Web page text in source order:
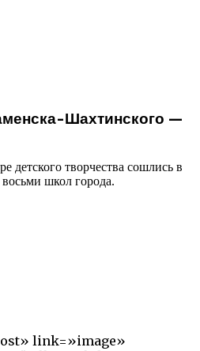
Шахтинского —
детского творчества сошлись в
школ города.
link=»image»